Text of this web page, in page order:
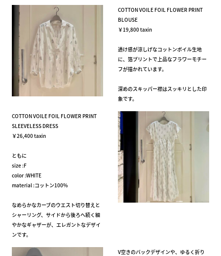
COTTON VOILE FOIL FLOWER PRINT
BLOUSE
￥19,800 taxin
透け感が涼しげなコットンボイル生地
に、箔プリントで上品なフラワーモチー
フが描かれています。
深めのスキッパー襟はスッキリとした印
象です。
COTTON VOILE FOIL FLOWER PRINT
SLEEVELESS DRESS
￥26,400 taxin
ともに
size :F
color :WHITE
material :コットン100%
なめらかなカーブのウエスト切り替えと
シャーリング、サイドから後ろへ続く細
やかなギャザーが、エレガントなデザイ
ンです。
V空きのバックデザインや、ゆるく折り